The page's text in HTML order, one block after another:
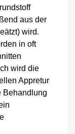
aus der
wird.
in oft
wird die
Appretur
Behandlung